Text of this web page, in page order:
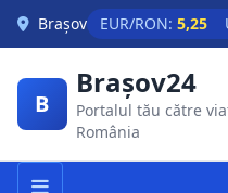
Skip to main content
Brașov EUR/RON: 5,25
B
Brașov24
Portalul tău către
România